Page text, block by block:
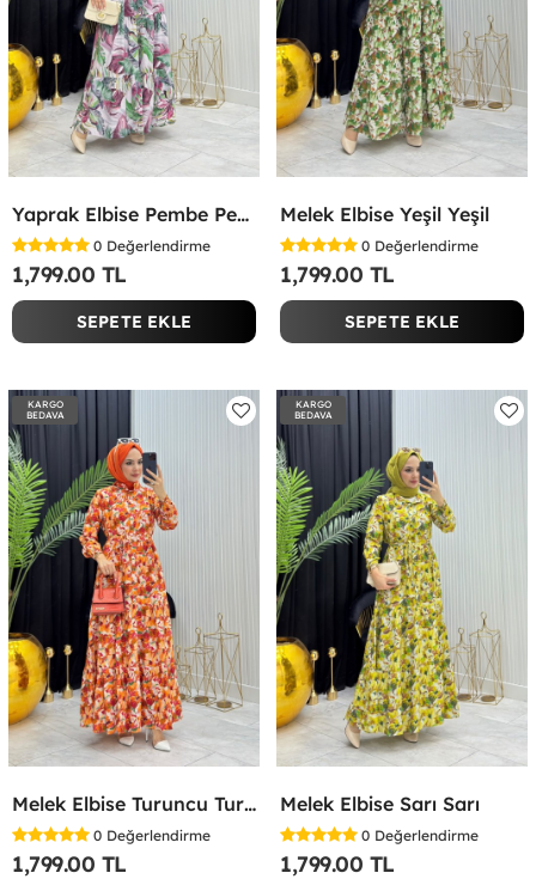
Yaprak Elbise Pembe Pembe
0 Değerlendirme
1,799.00 TL
SEPETE EKLE
Melek Elbise Yeşil Yeşil
0 Değerlendirme
1,799.00 TL
SEPETE EKLE
KARGO
BEDAVA
Melek Elbise Turuncu Turuncu
0 Değerlendirme
1,799.00 TL
KARGO
BEDAVA
Melek Elbise Sarı Sarı
0 Değerlendirme
1,799.00 TL